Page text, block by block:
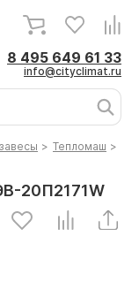
8 495 649 61 33
info@cityclimat.ru
> Тепломаш >
20П2171W